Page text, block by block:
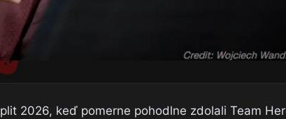
2026, keď pomerne pohodlne zdolali Team